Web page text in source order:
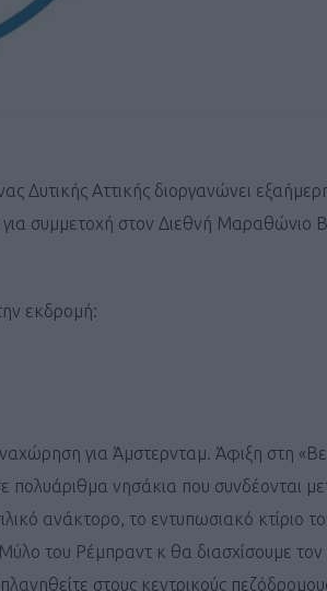
Δυτικής Αττικής διοργανώνει
συμμετοχή στον Διεθνή Μαραθώνιο
εκδρομή:
για Άμστερνταμ. Άφιξη στη
νησάκια που συνδέονται
ανάκτορο, το εντυπωσιακό κτίριο
του Ρέμπραντ κ θα διασχίσουμε
στους κεντρικούς